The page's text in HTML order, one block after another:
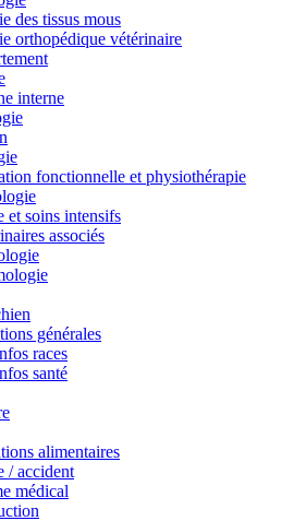
des tissus mous
orthopédique vétérinaire
interne
fonctionnelle et physiothérapie
et soins intensifs
associés
générales
races
santé
alimentaires
/ accident
médical